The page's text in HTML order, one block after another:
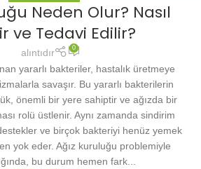
Neden Olur? Nasıl
ve Tedavi Edilir?
alıntıdır 0
yararlı bakteriler, hastalık üretmeye
savaşır. Bu yararlı bakterilerin
önemli bir yere sahiptir ve ağızda bir
rolü üstlenir. Aynı zamanda sindirim
ve birçok bakteriyi henüz yemek
yok eder. Ağız kuruluğu problemiyle
bu durum hemen fark...